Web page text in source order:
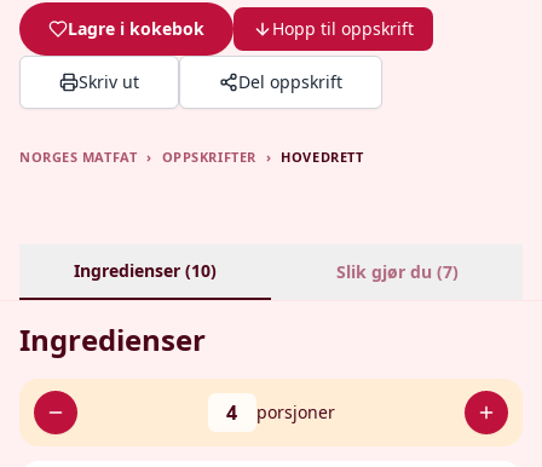
Lagre i kokebok Hopp til oppskrift
Skriv ut Del oppskrift
NORGES MATFAT › OPPSKRIFTER › HOVEDRETT
Ingredienser (10) Slik gjør du (7)
Ingredienser
4 porsjoner